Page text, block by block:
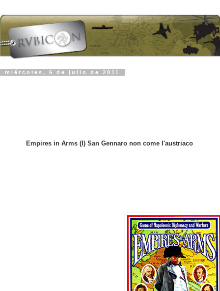
miércoles, 6 de julio de 2011
Empires in Arms (I) San Gennaro non come l'austriaco